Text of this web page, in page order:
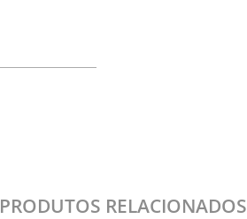
PRODUTOS RELACIONADOS